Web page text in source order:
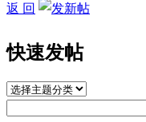
返 回
快速发帖